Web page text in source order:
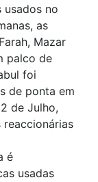
usados no
as
Mazar
palco de
foi
de ponta em
de Julho,
é
usadas